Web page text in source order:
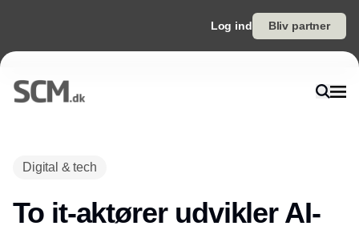
Log ind Bliv partner
Digital & tech
To it-aktører udvikler AI-